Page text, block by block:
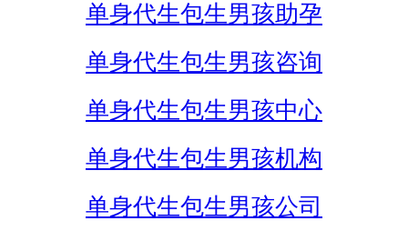
单身代生包生男孩助孕
单身代生包生男孩咨询
单身代生包生男孩中心
单身代生包生男孩机构
单身代生包生男孩公司